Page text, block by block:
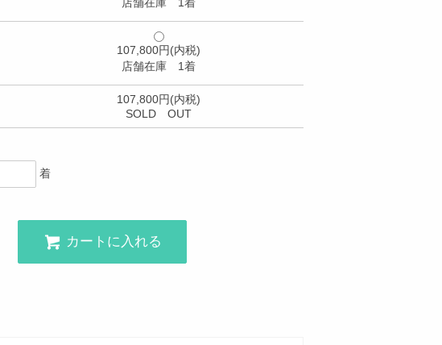
107,800円(内税)
店舗在庫 1着
107,800円(内税)
SOLD OUT
着
カートに入れる